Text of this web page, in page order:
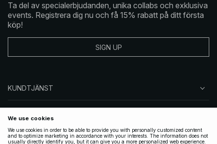
Ta del av specialerbjudanden, unika collabs och exklusiva
events. Registrera dig nu och få 15% rabatt på ditt första
köp!
SIGN UP
KUNDTJÄNST
FÖLJ OSS